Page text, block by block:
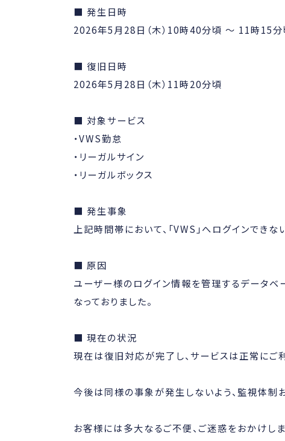
■ 発生日時
2026年5月28日（木）10時40分頃 ～ 11時15分
■ 復旧日時
2026年5月28日（木）11時20分頃
■ 対象サービス
・VWS勤怠
・リーガルサイン
・リーガルボックス
■ 発生事象
上記時間帯において、「VWS」へログインでき
■ 原因
ユーザー様のログイン情報を管理するデータベ
なっておりました。
■ 現在の状況
現在は復旧対応が完了し、サービスは正常にご
今後は同様の事象が発生しないよう、監視体制
お客様には多大なるご不便、ご迷惑をおかけし